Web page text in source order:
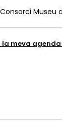
Museu
meva